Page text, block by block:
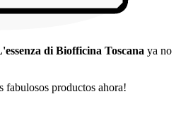
di Biofficina Toscana ya no
fabulosos productos ahora!